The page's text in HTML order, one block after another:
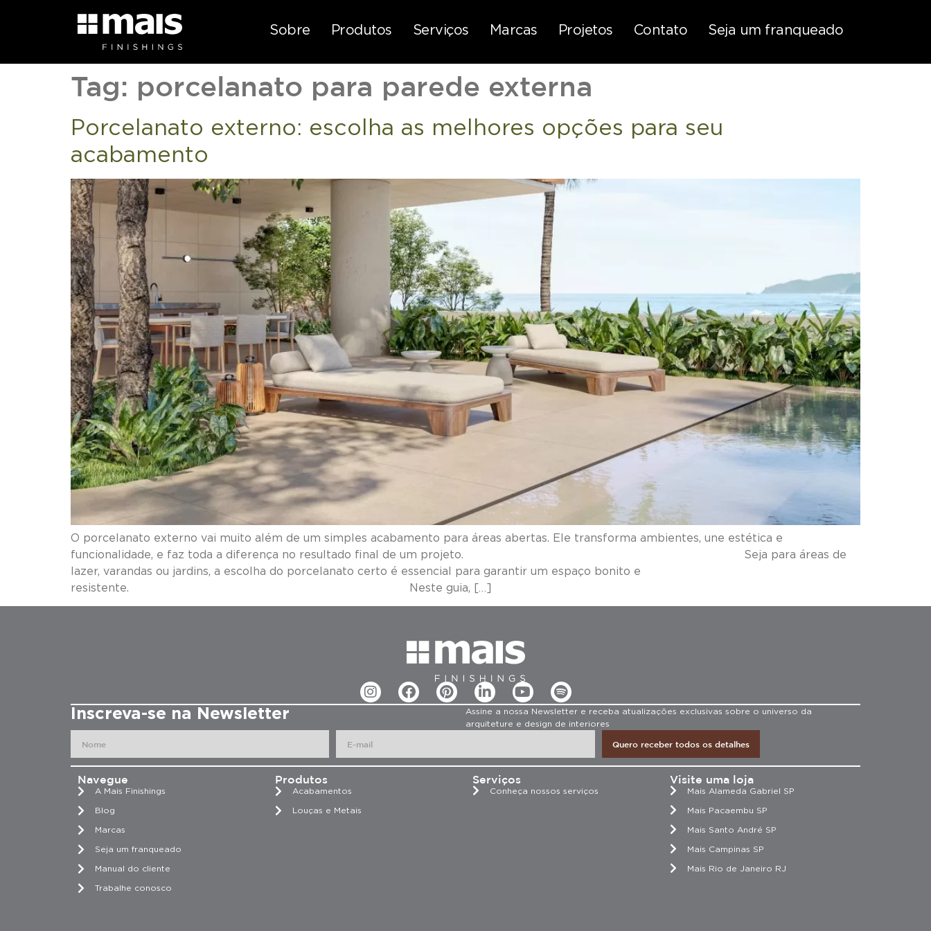
Sobre Produtos Serviços Marcas Projetos Contato Seja um franqueado
Tag: porcelanato para parede externa
Porcelanato externo: escolha as melhores opções para seu
acabamento
O porcelanato externo vai muito além de um simples acabamento para áreas abertas. Ele transforma ambientes, une estética e
funcionalidade, e faz toda a diferença no resultado final de um projeto. Seja para áreas de
lazer, varandas ou jardins, a escolha do porcelanato certo é essencial para garantir um espaço bonito e
resistente. Neste guia, […]
Inscreva-se na Newsletter
Assine a nossa Newsletter e receba atualizações exclusivas sobre o universo da
arquiteture e design de interiores
Quero receber todos os detalhes
Navegue
A Mais Finishings
Blog
Marcas
Seja um franqueado
Manual do cliente
Trabalhe conosco
Produtos
Acabamentos
Louças e Metais
Serviços
Conheça nossos serviços
Visite uma loja
Mais Alameda Gabriel SP
Mais Pacaembu SP
Mais Santo André SP
Mais Campinas SP
Mais Rio de Janeiro RJ